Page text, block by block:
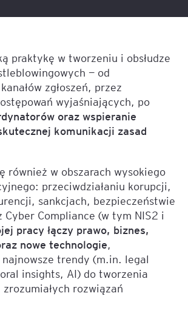
praktykę w tworzeniu i obsłudze
— od
zgłoszeń, przez
wyjaśniających, po
oraz wspieranie
komunikacji zasad
również w obszarach wysokiego
przeciwdziałaniu korupcji,
sankcjach, bezpieczeństwie
Compliance (w tym NIS2 i
pracy łączy prawo, biznes,
nowe technologie,
trendy (m.in. legal
insights, AI) do tworzenia
rozwiązań